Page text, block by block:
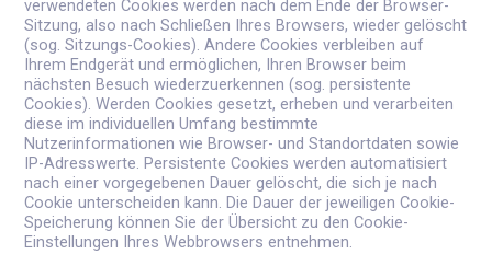
verwendeten Cookies werden nach dem Ende der Browser-
Sitzung, also nach Schließen Ihres Browsers, wieder gelöscht
(sog. Sitzungs-Cookies). Andere Cookies verbleiben auf
Ihrem Endgerät und ermöglichen, Ihren Browser beim
nächsten Besuch wiederzuerkennen (sog. persistente
Cookies). Werden Cookies gesetzt, erheben und verarbeiten
diese im individuellen Umfang bestimmte
Nutzerinformationen wie Browser- und Standortdaten sowie
IP-Adresswerte. Persistente Cookies werden automatisiert
nach einer vorgegebenen Dauer gelöscht, die sich je nach
Cookie unterscheiden kann. Die Dauer der jeweiligen Cookie-
Speicherung können Sie der Übersicht zu den Cookie-
Einstellungen Ihres Webbrowsers entnehmen.